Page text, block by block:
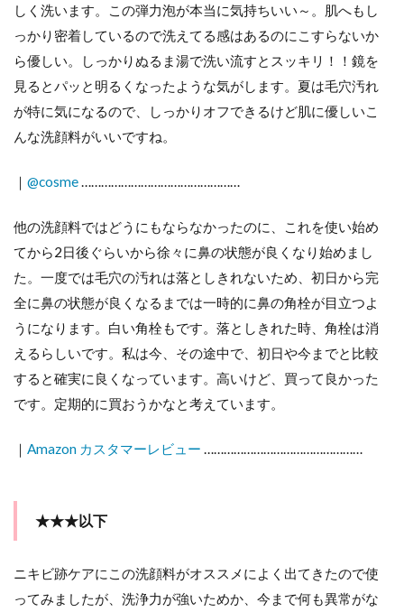
しく洗います。この弾力泡が本当に気持ちいい～。肌へもし
っかり密着しているので洗えてる感はあるのにこすらないか
ら優しい。しっかりぬるま湯で洗い流すとスッキリ！！鏡を
見るとパッと明るくなったような気がします。夏は毛穴汚れ
が特に気になるので、しっかりオフできるけど肌に優しいこ
んな洗顔料がいいですね。
｜ @cosme…………………………………………
他の洗顔料ではどうにもならなかったのに、これを使い始め
てから2日後ぐらいから徐々に鼻の状態が良くなり始めまし
た。一度では毛穴の汚れは落としきれないため、初日から完
全に鼻の状態が良くなるまでは一時的に鼻の角栓が目立つよ
うになります。白い角栓もです。落としきれた時、角栓は消
えるらしいです。私は今、その途中で、初日や今までと比較
すると確実に良くなっています。高いけど、買って良かった
です。定期的に買おうかなと考えています。
｜ Amazon カスタマーレビュー …………………………………………
★★★以下
ニキビ跡ケアにこの洗顔料がオススメによく出てきたので使
ってみましたが、洗浄力が強いためか、今まで何も異常がな